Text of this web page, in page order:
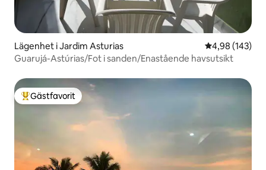
Lägenhet i Jardim Asturias 4,98 av 5 i
4,98 (143)
Guarujá-Astúrias/Fot i sanden/Enastående havsutsikt
Populär gästfavorit
Gästfavorit